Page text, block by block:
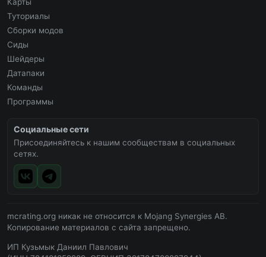
Туториалы
Сборки модов
Сиды
Шейдеры
Датапаки
Команды
Программы
Социальные сети
Присоединяйтесь к нашим сообществам в социальных
сетях.
mcrating.org никак не относится к Mojang Synergies AB.
Копирование материалов с сайта запрещено.
ИП Кузьмык Даниил Павлович